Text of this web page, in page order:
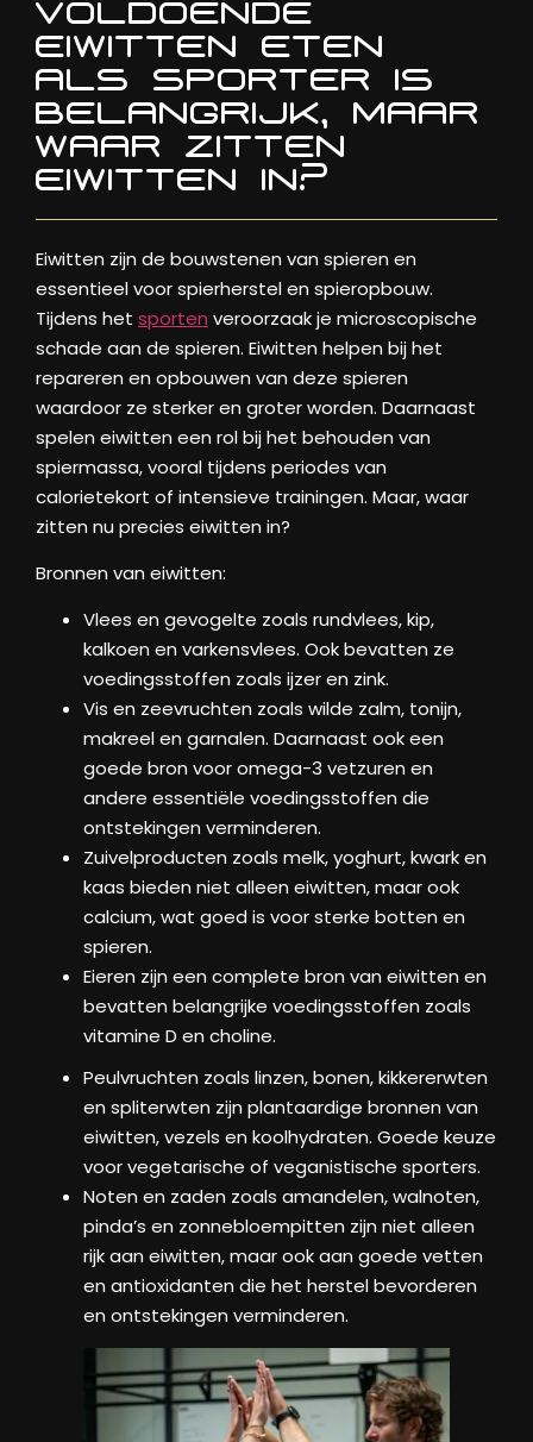
VOLDOENDE
EIWITTEN ETEN
ALS SPORTER IS
BELANGRIJK, MAAR
WAAR ZITTEN
EIWITTEN IN?
Eiwitten zijn de bouwstenen van spieren en
essentieel voor spierherstel en spieropbouw.
Tijdens het sporten veroorzaak je microscopische
schade aan de spieren. Eiwitten helpen bij het
repareren en opbouwen van deze spieren
waardoor ze sterker en groter worden. Daarnaast
spelen eiwitten een rol bij het behouden van
spiermassa, vooral tijdens periodes van
calorietekort of intensieve trainingen. Maar, waar
zitten nu precies eiwitten in?
Bronnen van eiwitten:
Vlees en gevogelte zoals rundvlees, kip,
kalkoen en varkensvlees. Ook bevatten ze
voedingsstoffen zoals ijzer en zink.
Vis en zeevruchten zoals wilde zalm, tonijn,
makreel en garnalen. Daarnaast ook een
goede bron voor omega-3 vetzuren en
andere essentiële voedingsstoffen die
ontstekingen verminderen.
Zuivelproducten zoals melk, yoghurt, kwark en
kaas bieden niet alleen eiwitten, maar ook
calcium, wat goed is voor sterke botten en
spieren.
Eieren zijn een complete bron van eiwitten en
bevatten belangrijke voedingsstoffen zoals
vitamine D en choline.
Peulvruchten zoals linzen, bonen, kikkererwten
en spliterwten zijn plantaardige bronnen van
eiwitten, vezels en koolhydraten. Goede keuze
voor vegetarische of veganistische sporters.
Noten en zaden zoals amandelen, walnoten,
pinda’s en zonnebloempitten zijn niet alleen
rijk aan eiwitten, maar ook aan goede vetten
en antioxidanten die het herstel bevorderen
en ontstekingen verminderen.